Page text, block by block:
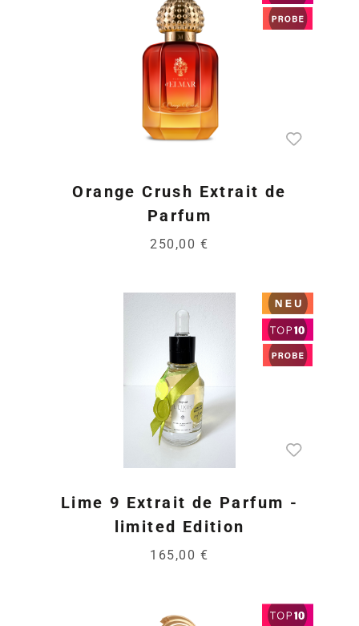
Orange Crush Extrait de
Parfum
250,00 €
Lime 9 Extrait de Parfum -
limited Edition
165,00 €